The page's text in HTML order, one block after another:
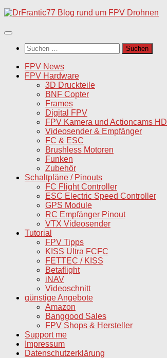
Unter
Inhalt
Suchen
nach:
FPV News
FPV Hardware
3D Druckteile
BNF Copter
Frames
Digital FPV
FPV Kamera und Actioncams HD
Videosender & Empfänger
FC & ESC
Brushless Motoren
Funken
Zubehör
Schaltpläne / Pinouts
FC Flight Controller
ESC Electric Speed Controller
GPS Module
RC Empfänger Pinout
VTX Videosender
Tutorial
FPV Tipps
KISS Ultra FCFC
FETTEC / KISS
Betaflight
iNAV
Videoschnitt
günstige Angebote
Amazon
Banggood Sales
FPV Shops & Hersteller
Support me
Impressum
Datenschutzerklärung